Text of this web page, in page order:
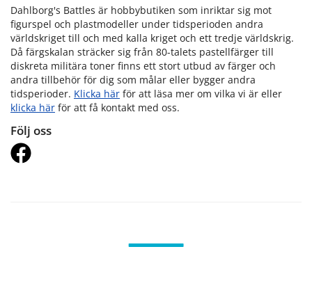
Dahlborg's Battles är hobbybutiken som inriktar sig mot
figurspel och plastmodeller under tidsperioden andra
världskriget till och med kalla kriget och ett tredje världskrig.
Då färgskalan sträcker sig från 80-talets pastellfärger till
diskreta militära toner finns ett stort utbud av färger och
andra tillbehör för dig som målar eller bygger andra
tidsperioder. Klicka här för att läsa mer om vilka vi är eller
klicka här för att få kontakt med oss.
Följ oss